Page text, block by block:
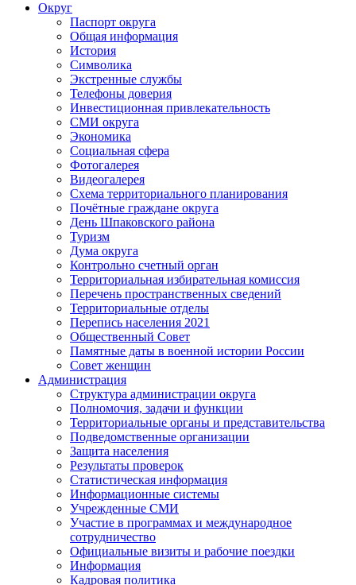
Округ
Паспорт округа
Общая информация
История
Символика
Экстренные службы
Телефоны доверия
Инвестиционная привлекательность
СМИ округа
Экономика
Социальная сфера
Фотогалерея
Видеогалерея
Схема территориального планирования
Почётные граждане округа
День Шпаковского района
Туризм
Дума округа
Контрольно счетный орган
Территориальная избирательная комиссия
Перечень пространственных сведений
Территориальные отделы
Перепись населения 2021
Общественный Совет
Памятные даты в военной истории России
Совет женщин
Администрация
Структура администрации округа
Полномочия, задачи и функции
Территориальные органы и представительства
Подведомственные организации
Защита населения
Результаты проверок
Статистическая информация
Информационные системы
Учрежденные СМИ
Участие в программах и международное
сотрудничество
Официальные визиты и рабочие поездки
Информация
Кадровая политика